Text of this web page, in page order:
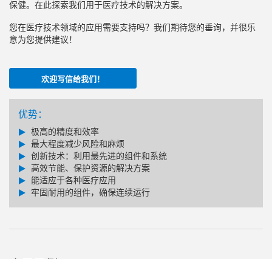
保健。在此探索我们用于医疗技术的解决方案。
您在医疗技术领域的应用需要支持吗？我们期待您的垂询，并很乐
意为您提供建议！
欢迎写信给我们！
优势：
极高的精度和效率
最大程度减少风险和麻烦
创新技术：利用最先进的组件和系统
高效节能、保护资源的解决方案
能适应于各种医疗应用
牢固耐用的组件，确保连续运行